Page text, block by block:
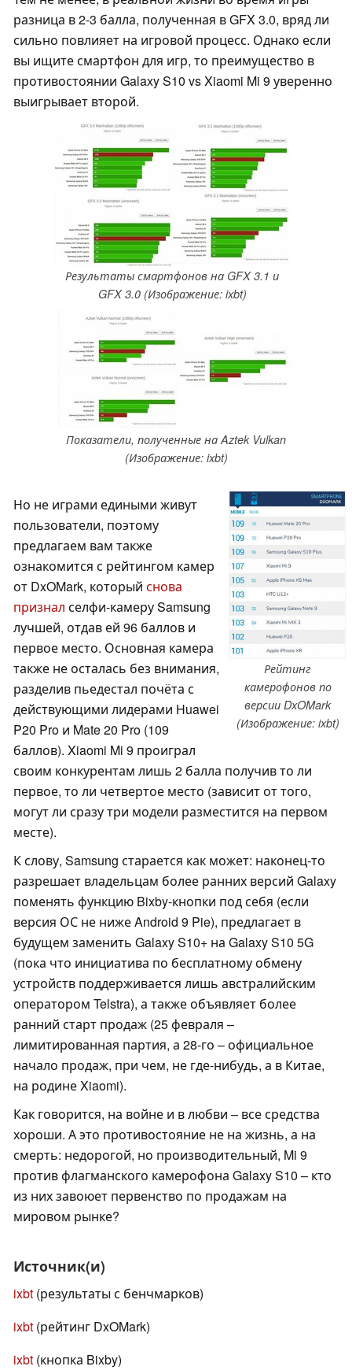
разница в 2-3 балла, полученная в GFX 3.0, вряд ли
сильно повлияет на игровой процесс. Однако если
вы ищите смартфон для игр, то преимущество в
противостоянии Galaxy S10 vs Xiaomi Mi 9 уверенно
выигрывает второй.
Результаты смартфонов на GFX 3.1 и
GFX 3.0 (Изображение: ixbt)
Показатели, полученные на Aztek Vulkan
(Изображение: ixbt)
Рейтинг
камерофонов по
версии DxOMark
(Изображение: ixbt)
Но не играми едиными живут
пользователи, поэтому
предлагаем вам также
ознакомится с рейтингом камер
от DxOMark, который снова
признал селфи-камеру Samsung
лучшей, отдав ей 96 баллов и
первое место. Основная камера
также не осталась без внимания,
разделив пьедестал почёта с
действующими лидерами Huawei
P20 Pro и Mate 20 Pro (109
баллов). Xiaomi Mi 9 проиграл
своим конкурентам лишь 2 балла получив то ли
первое, то ли четвертое место (зависит от того,
могут ли сразу три модели разместится на первом
месте).
К слову, Samsung старается как может: наконец-то
разрешает владельцам более ранних версий Galaxy
поменять функцию Bixby-кнопки под себя (если
версия ОС не ниже Android 9 Pie), предлагает в
будущем заменить Galaxy S10+ на Galaxy S10 5G
(пока что инициатива по бесплатному обмену
устройств поддерживается лишь австралийским
оператором Telstra), а также объявляет более
ранний старт продаж (25 февраля –
лимитированная партия, а 28-го – официальное
начало продаж, при чем, не где-нибудь, а в Китае,
на родине Xiaomi).
Как говорится, на войне и в любви – все средства
хороши. А это противостояние не на жизнь, а на
смерть: недорогой, но производительный, Mi 9
против флагманского камерофона Galaxy S10 – кто
из них завоюет первенство по продажам на
мировом рынке?
Источник(и)
ixbt (результаты с бенчмарков)
ixbt (рейтинг DxOMark)
ixbt (кнопка Bixby)